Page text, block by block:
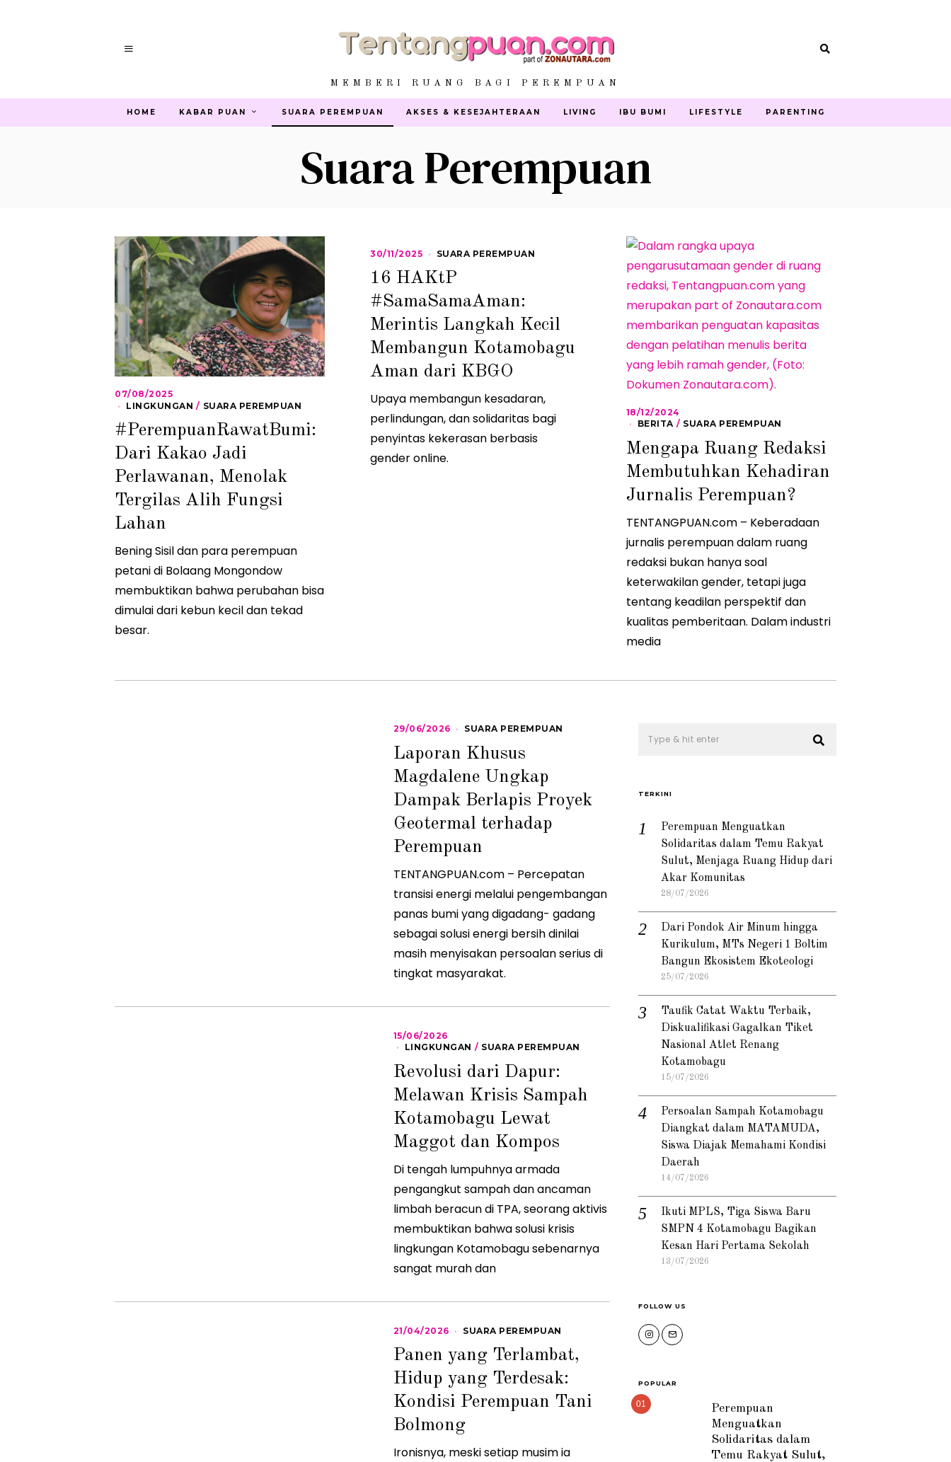
MEMBERI RUANG BAGI PEREMPUAN
HOME KABAR PUAN SUARA PEREMPUAN AKSES & KESEJAHTERAAN LIVING IBU BUMI LIFESTYLE PARENTING
Suara Perempuan
07/08/2025
0
0
8
/
2
0
2
5
LINGKUNGAN / SUARA PEREMPUAN
#PerempuanRawatBumi:
Dari Kakao Jadi
Perlawanan, Menolak
Tergilas Alih Fungsi
Lahan
Bening Sisil dan para perempuan
petani di Bolaang Mongondow
membuktikan bahwa perubahan bisa
dimulai dari kebun kecil dan tekad
besar.
30/11/2025
1
/
2
0
2
6
SUARA PEREMPUAN
16 HAKtP
#SamaSamaAman:
Merintis Langkah Kecil
Membangun Kotamobagu
Aman dari KBGO
Upaya membangun kesadaran,
perlindungan, dan solidaritas bagi
penyintas kekerasan berbasis
gender online.
18/12/2024
8
1
2
/
2
0
2
BERITA / SUARA PEREMPUAN
Mengapa Ruang Redaksi
Membutuhkan Kehadiran
Jurnalis Perempuan?
TENTANGPUAN.com – Keberadaan
jurnalis perempuan dalam ruang
redaksi bukan hanya soal
keterwakilan gender, tetapi juga
tentang keadilan perspektif dan
kualitas pemberitaan. Dalam industri
media
29/06/2026 2
/
6
/
2
0
2
6
SUARA PEREMPUAN
Laporan Khusus
Magdalene Ungkap
Dampak Berlapis Proyek
Geotermal terhadap
Perempuan
TENTANGPUAN.com – Percepatan
transisi energi melalui pengembangan
panas bumi yang digadang- gadang
sebagai solusi energi bersih dinilai
masih menyisakan persoalan serius di
tingkat masyarakat.
15/06/2026
5
0
6
/
2
0
2
6
LINGKUNGAN / SUARA PEREMPUAN
Revolusi dari Dapur:
Melawan Krisis Sampah
Kotamobagu Lewat
Maggot dan Kompos
Di tengah lumpuhnya armada
pengangkut sampah dan ancaman
limbah beracun di TPA, seorang aktivis
membuktikan bahwa solusi krisis
lingkungan Kotamobagu sebenarnya
sangat murah dan
21/04/2026 2
/
0
4
/
2
0
2
6
SUARA PEREMPUAN
Panen yang Terlambat,
Hidup yang Terdesak:
Kondisi Perempuan Tani
Bolmong
Ironisnya, meski setiap musim ia
TERKINI
Perempuan Menguatkan
Solidaritas dalam Temu Rakyat
Sulut, Menjaga Ruang Hidup dari
Akar Komunitas
28/07/2026
Dari Pondok Air Minum hingga
Kurikulum, MTs Negeri 1 Boltim
Bangun Ekosistem Ekoteologi
25/07/2026
Taufik Catat Waktu Terbaik,
Diskualifikasi Gagalkan Tiket
Nasional Atlet Renang
Kotamobagu
15/07/2026
Persoalan Sampah Kotamobagu
Diangkat dalam MATAMUDA,
Siswa Diajak Memahami Kondisi
Daerah
14/07/2026
Ikuti MPLS, Tiga Siswa Baru
SMPN 4 Kotamobagu Bagikan
Kesan Hari Pertama Sekolah
13/07/2026
FOLLOW US
POPULAR
01
Perempuan
Menguatkan
Solidaritas dalam
Temu Rakyat Sulut,